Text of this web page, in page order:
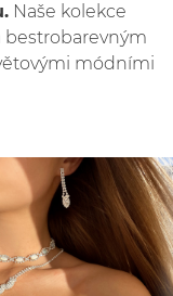
Naše kolekce
bestrobarevným
módními